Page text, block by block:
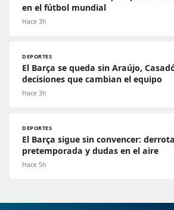
en el fútbol mundial
Hace 3h
DEPORTES
El Barça se queda sin Araújo,
decisiones que cambian el equipo
Hace 3h
DEPORTES
El Barça sigue sin convencer:
pretemporada y dudas en el aire
Hace 5h